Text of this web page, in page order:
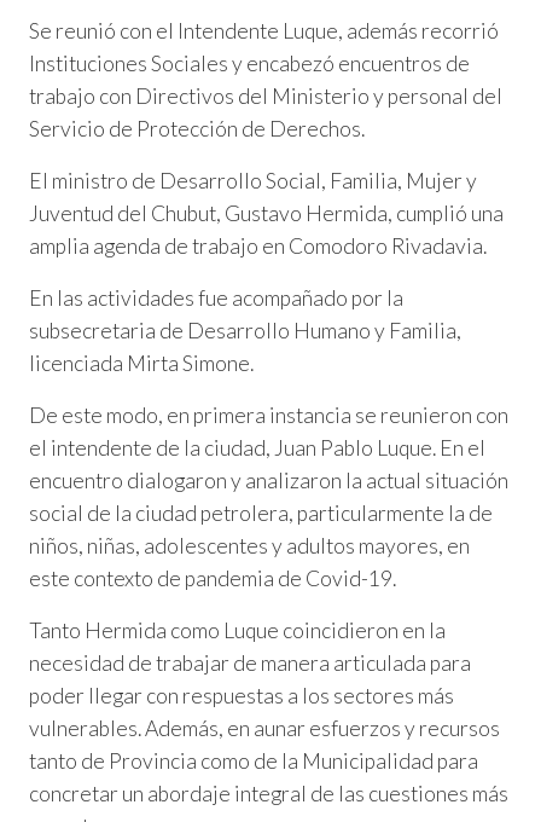
Se reunió con el Intendente Luque, además recorrió
Instituciones Sociales y encabezó encuentros de
trabajo con Directivos del Ministerio y personal del
Servicio de Protección de Derechos.
El ministro de Desarrollo Social, Familia, Mujer y
Juventud del Chubut, Gustavo Hermida, cumplió una
amplia agenda de trabajo en Comodoro Rivadavia.
En las actividades fue acompañado por la
subsecretaria de Desarrollo Humano y Familia,
licenciada Mirta Simone.
De este modo, en primera instancia se reunieron con
el intendente de la ciudad, Juan Pablo Luque. En el
encuentro dialogaron y analizaron la actual situación
social de la ciudad petrolera, particularmente la de
niños, niñas, adolescentes y adultos mayores, en
este contexto de pandemia de Covid-19.
Tanto Hermida como Luque coincidieron en la
necesidad de trabajar de manera articulada para
poder llegar con respuestas a los sectores más
vulnerables. Además, en aunar esfuerzos y recursos
tanto de Provincia como de la Municipalidad para
concretar un abordaje integral de las cuestiones más